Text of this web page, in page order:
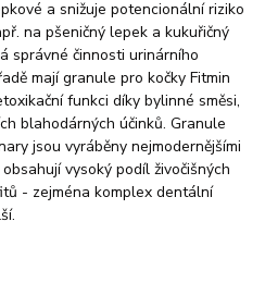
a snižuje potencionální riziko
na pšeničný lepek a kukuřičný
správné činnosti urinárního
mají granule pro kočky Fitmin
funkci díky bylinné směsi,
blahodárných účinků. Granule
jsou vyráběny nejmodernějšími
vysoký podíl živočišných
- zejména komplex dentální